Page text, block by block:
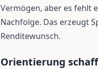
Vermögen, aber es fehlt
Nachfolge. Das erzeugt
Renditewunsch.
Orientierung